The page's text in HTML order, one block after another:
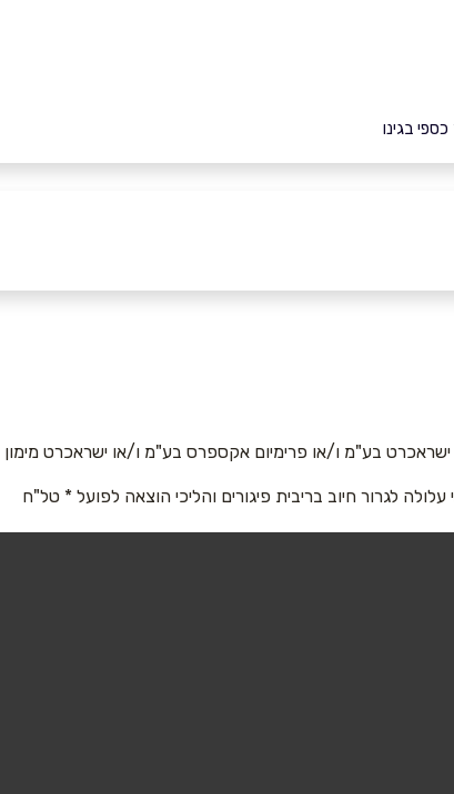
בגינו
אימייל
בע"מ ו/או פרימיום אקספרס בע"מ ו/או ישראכרט
לגרור חיוב בריבית פיגורים והליכי הוצאה לפועל * טל"ח